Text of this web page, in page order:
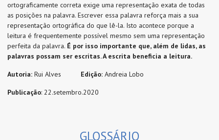
ortograficamente correta exige uma representação exata de todas
as posições na palavra. Escrever essa palavra reforça mais a sua
representação ortográfica do que lê-la. Isto acontece porque a
leitura é frequentemente possível mesmo sem uma representação
perfeita da palavra. É por isso importante que, além de lidas, as
palavras possam ser escritas. A escrita beneficia a leitura.
Autoria: Rui Alves Edição: Andreia Lobo
Publicação: 22.setembro.2020
GLOSSÁRIO